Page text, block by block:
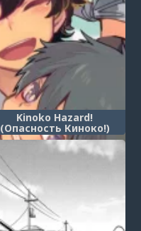
Kinoko Hazard!
(Опасность Киноко!)